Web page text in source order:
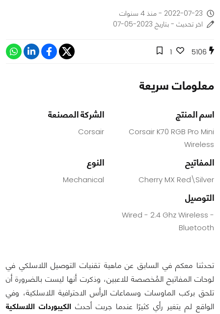
2022-07-23 - منذ 4 سنوات
اخر تحديث - بتاريخ 2023-05-07
5106
1
معلومات سريعة
اسم المنتج
Corsair K70 RGB Pro Mini
Wireless
الشركة المصنعة
Corsair
المفاتيح
Cherry MX Red\Silver
النوع
Mechanical
التوصيل
Wired - 2.4 Ghz Wireless -
Bluetooth
تحدثنا معكم في السابق عن ماهية تقنيات التوصيل اللاسلكي في
لوحات المفاتيح المُخصصة للاعبين، وذكرت أنها ليست بالضرورة أن
تلحق بركب الماوسات وسماعات الرأس الاحترافية اللاسلكية، وفي
الواقع لم يتغير رأي كثيرًا عندما جربت أحدث الكيبوردات اللاسلكية